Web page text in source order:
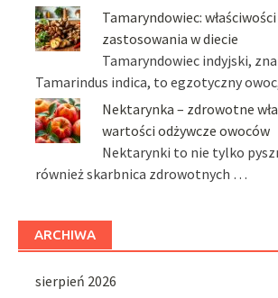
Tamaryndowiec:
zastosowania w diecie
Tamaryndowiec indyjski,
Tamarindus indica, to egzotyczny
Nektarynka – zdrowotne
wartości odżywcze owoców
Nektarynki to nie tylko
również skarbnica zdrowotnych …
ARCHIWA
sierpień 2026